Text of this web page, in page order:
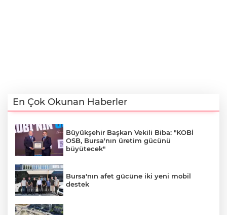
En Çok Okunan Haberler
Büyükşehir Başkan Vekili Biba: "KOBİ
OSB, Bursa'nın üretim gücünü
büyütecek"
Bursa'nın afet gücüne iki yeni mobil
destek